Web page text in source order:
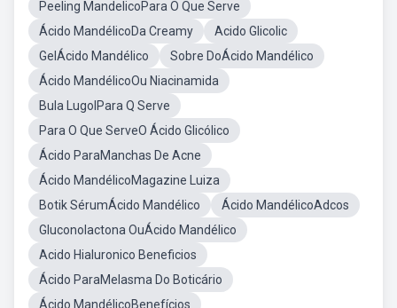
Peeling MandelicoPara O Que Serve
Ácido MandélicoDa Creamy
Acido Glicolic
GelÁcido Mandélico
Sobre DoÁcido Mandélico
Ácido MandélicoOu Niacinamida
Bula LugolPara Q Serve
Para O Que ServeO Ácido Glicólico
Ácido ParaManchas De Acne
Ácido MandélicoMagazine Luiza
Botik SérumÁcido Mandélico
Ácido MandélicoAdcos
Gluconolactona OuÁcido Mandélico
Acido Hialuronico Beneficios
Ácido ParaMelasma Do Boticário
Ácido MandélicoBenefícios